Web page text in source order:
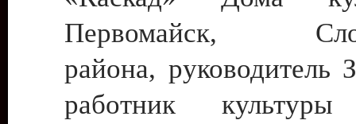
Первомайск,
района, руководитель
работник культуры